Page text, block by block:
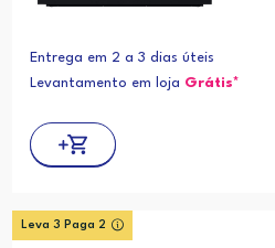
Entrega em 2 a 3 dias úteis
Levantamento em loja Grátis*
Leva 3 Paga 2